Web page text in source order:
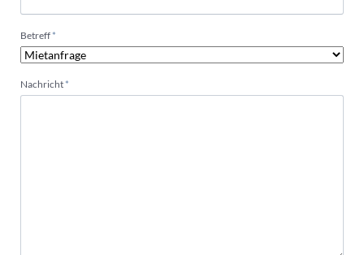
Pflichtfeld
Betreff *
Pflichtfeld
Nachricht *